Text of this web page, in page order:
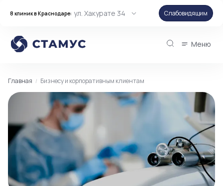
8 клиник в Краснодаре: ул. Хакурате 34 Слабовидящим
Меню
Главная Бизнесу и корпоративным клиентам